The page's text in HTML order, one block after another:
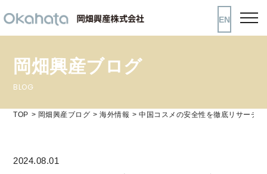
EN
岡畑興産ブログ
BLOG
TOP 岡畑興産ブログ 海外情報 中国コスメの安全性を徹底リサーチ
2024.08.01